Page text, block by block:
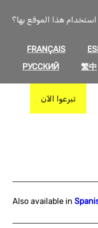
هذا الموقع بها؟
FRANÇAIS
繁中
РУССКИЙ
تبرعوا الآن
Also available in